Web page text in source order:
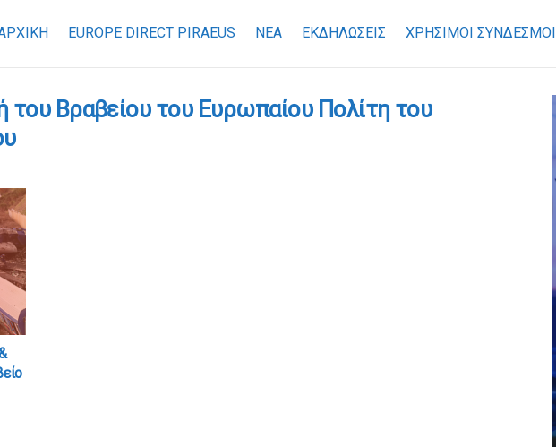
EUROPE DIRECT PIRAEUS ΝΕΑ ΕΚΔΗΛΩΣΕΙΣ ΧΡΉΣΙΜΟΙ ΣΎΝΔΕΣΜΟΙ
του Βραβείου του Ευρωπαίου Πολίτη του